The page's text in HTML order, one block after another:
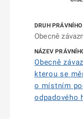
Obecně
Obecně
kterou se
o místním
odpadového